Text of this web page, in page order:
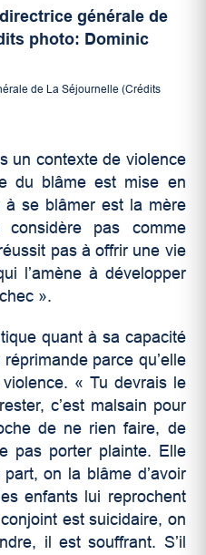
de La Séjournelle (Crédits
un contexte de violence
du blâme est mise en
à se blâmer est la mère
pas comme
pas à offrir une vie
l’amène à développer
».
quant à sa capacité
parce qu’elle
« Tu devrais le
c’est malsain pour
de ne rien faire, de
pas porter plainte. Elle
on la blâme d’avoir
enfants lui reprochent
est suicidaire, on
il est souffrant. S’il